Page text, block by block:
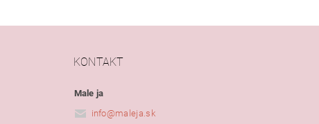
KONTAKT
Male ja
info@maleja.sk